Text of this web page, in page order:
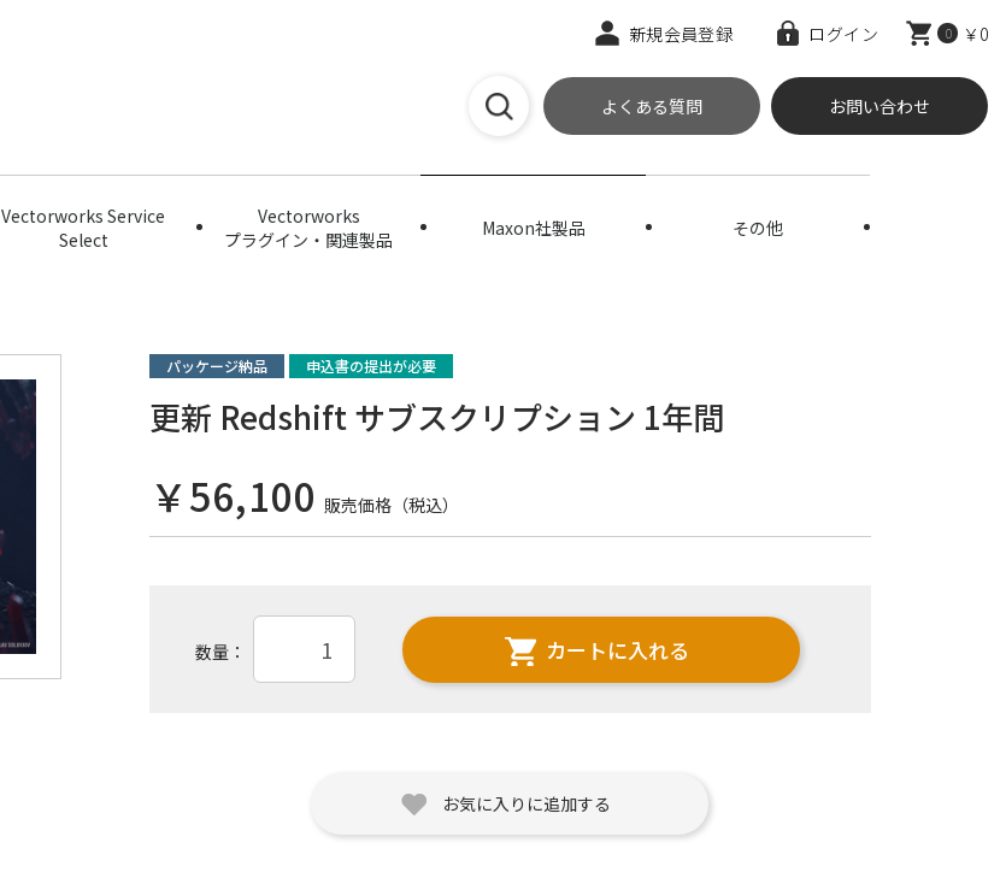
新規会員登録 ログイン 0 ￥0
よくある質問 お問い合わせ
Vectorworks Service
Select
Vectorworks
プラグイン・関連製品
Maxon社製品 その他
パッケージ納品 申込書の提出が必要
更新 Redshift サブスクリプション 1年間
￥56,100 販売価格（税込）
数量： カートに入れる
お気に入りに追加する